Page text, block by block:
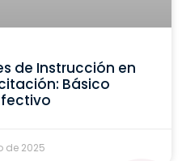
de Instrucción en
Básico
de 2025